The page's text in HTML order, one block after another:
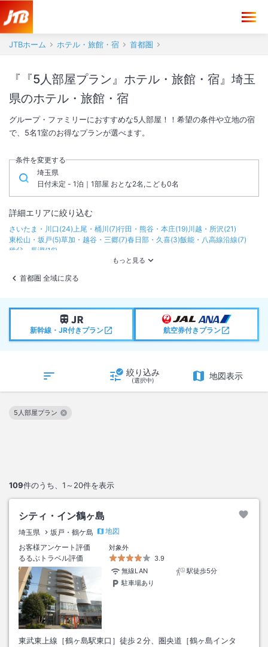
JTBホーム ホテル・旅館・宿 首都圏
『『5人部屋プラン』ホテル・旅館・宿』埼玉
県のホテル・旅館・宿
グループ・ファミリーにおすすめな5人部屋！！希望の条件や立地の宿
で、5名1室のお得なプランが選べます。
条件を変更する
埼玉県
日付未定 - 1泊｜1部屋 おとな2名,こども0名
詳細エリアに絞り込む
さいたま・川口 (24)上尾・桶川 (7)行田・熊谷・本庄(19) 川越・所沢(21)
東松山・坂戸(5)草加・越谷・三郷(7)春日部・久喜(3)飯能・八高線沿線(7)
秩父・長瀞(16)
首都圏 全域に戻る
新幹線・JR付きプラン 航空券付きプラン
絞り込み
(選択中) 地図表示
109件のうち、 1～20件を表示
5人部屋プラン
この絞り込み条件を解除
シティ・イン鶴ヶ島
埼玉県 坂戸・鶴ケ島
地図
お客様アンケート評価
対象外
るるぶトラベル評価
3.9
無線LAN
駅徒歩5分
駐車場あり
東武東上線［鶴ヶ島駅東口］徒歩２分、圏央道［鶴ヶ島インタ